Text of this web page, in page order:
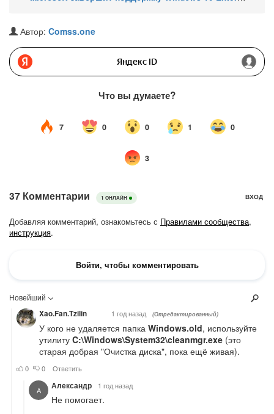
Автор: Comss.one